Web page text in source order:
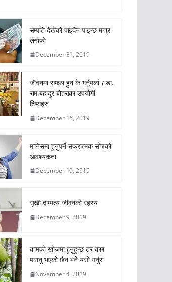
सम्पति देखेको पाइदैन पाइन्छ मात्र
लेखेको
December 31, 2019
जीवनमा सफल हुन के गर्नुपर्ला ? डा.
राम बहादुर बोहराका उपयोगी
टिप्सहरु
December 16, 2019
मानिसमा हुनुपर्ने सकरात्मक सोचको
आवश्यकता
December 10, 2019
सुखी दाम्पत्य जीवनको रहस्य
December 9, 2019
कामको खोजमा हुनुहुन्छ तर काम
पाउनु भएको छैन भने यसो गर्नुस
November 4, 2019